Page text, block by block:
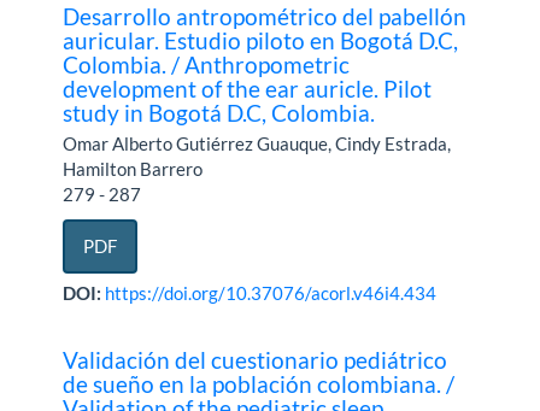
Desarrollo antropométrico del pabellón
auricular. Estudio piloto en Bogotá D.C,
Colombia. / Anthropometric
development of the ear auricle. Pilot
study in Bogotá D.C, Colombia.
Omar Alberto Gutiérrez Guauque, Cindy Estrada,
Hamilton Barrero
279 - 287
PDF
DOI: https://doi.org/10.37076/acorl.v46i4.434
Validación del cuestionario pediátrico
de sueño en la población colombiana. /